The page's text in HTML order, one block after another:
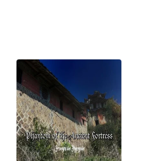
退換貨規範
否提供消費者保護法七日猶豫期